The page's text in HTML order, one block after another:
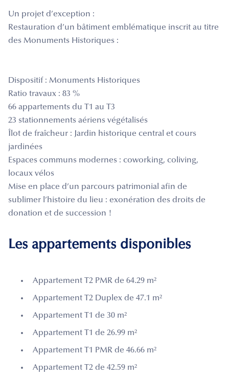
Un projet d’exception :
Restauration d’un bâtiment emblématique inscrit au titre
des Monuments Historiques :
Dispositif : Monuments Historiques
Ratio travaux : 83 %
66 appartements du T1 au T3
23 stationnements aériens végétalisés
Îlot de fraîcheur : Jardin historique central et cours
jardinées
Espaces communs modernes : coworking, coliving,
locaux vélos
Mise en place d’un parcours patrimonial afin de
sublimer l’histoire du lieu : exonération des droits de
donation et de succession !
Les appartements disponibles
Appartement T2 PMR de 64.29 m²
Appartement T2 Duplex de 47.1 m²
Appartement T1 de 30 m²
Appartement T1 de 26.99 m²
Appartement T1 PMR de 46.66 m²
Appartement T2 de 42.59 m²